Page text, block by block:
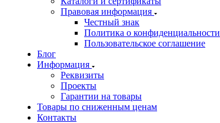
Правовая информация
Честный знак
Политика о конфиденциальности
Пользовательское соглашение
Блог
Информация
Реквизиты
Проекты
Гарантии на товары
Товары по сниженным ценам
Контакты